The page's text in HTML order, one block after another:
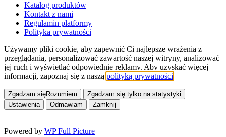
Katalog produktów
Kontakt z nami
Regulamin platformy
Polityka prywatności
Używamy pliki cookie, aby zapewnić Ci najlepsze wrażenia z
przeglądania, personalizować zawartość naszej witryny, analizować
jej ruch i wyświetlać odpowiednie reklamy. Aby uzyskać więcej
informacji, zapoznaj się z naszą polityką prywatności
Zgadzam sięRozumiem
Zgadzam się tylko na statystyki
Ustawienia
Odmawiam Zamknij
Powered by WP Full Picture